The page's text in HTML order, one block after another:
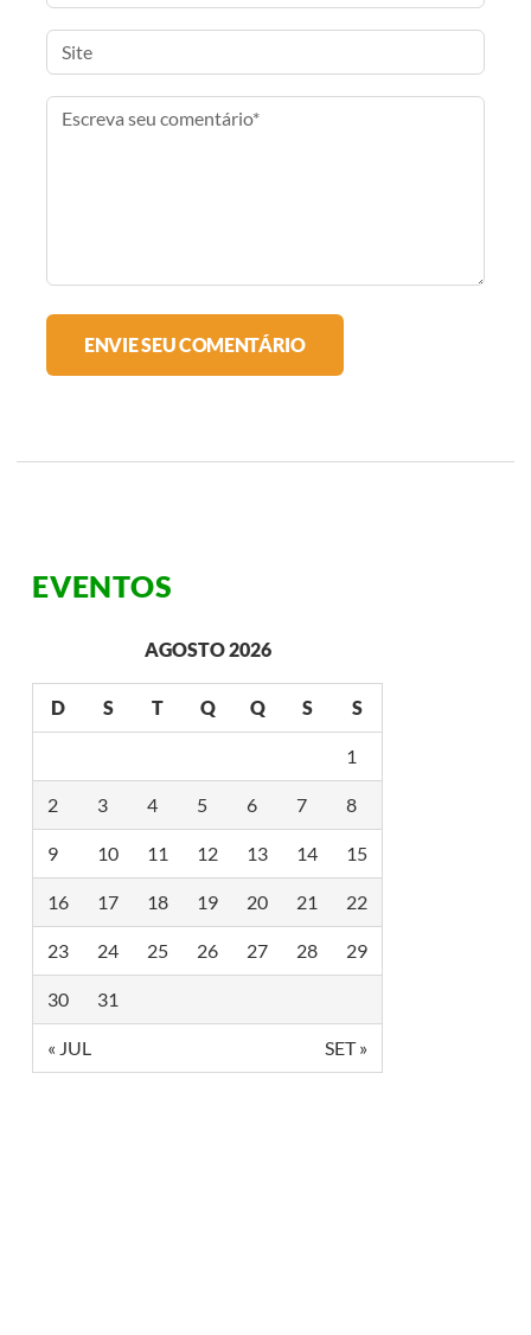
EVENTOS
AGOSTO 2026
D S T Q Q S S
1
2 3 4 5 6 7 8
9 10 11 12 13 14 15
16 17 18 19 20 21 22
23 24 25 26 27 28 29
30 31
« JUL SET »